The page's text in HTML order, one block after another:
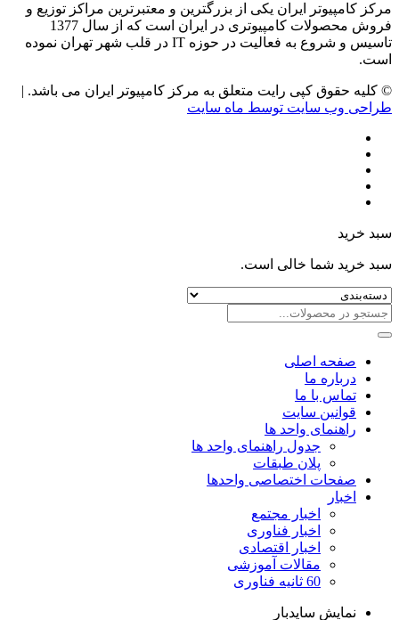
مرکز کامپیوتر ایران یکی از بزرگترین و معتبرترین مراکز توزیع و
فروش محصولات کامپیوتری در ایران است که از سال 1377
تاسیس و شروع به فعالیت در حوزه IT در قلب شهر تهران نموده
است.
© کلیه حقوق کپی رایت متعلق به مرکز کامپیوتر ایران می باشد. |
طراحی وب سایت توسط ماه سایت
سبد خرید
سبد خرید شما خالی است.
صفحه اصلی
درباره ما
تماس با ما
قوانین سایت
راهنمای واحد ها
جدول راهنمای واحد ها
پلان طبقات
صفحات اختصاصی واحدها
اخبار
اخبار مجتمع
اخبار فناوری
اخبار اقتصادی
مقالات آموزشی
60 ثانیه فناوری
نمایش سایدبار